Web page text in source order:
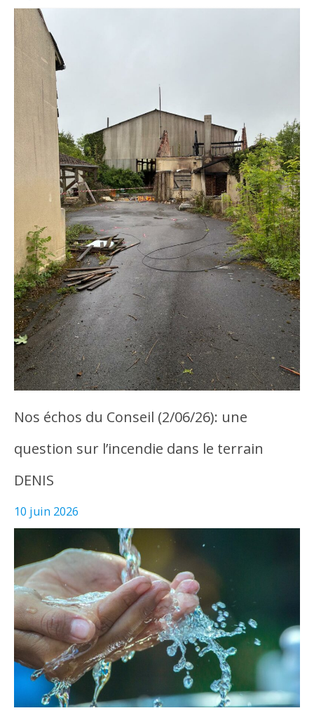
Nos échos du Conseil (2/06/26): une
question sur l’incendie dans le terrain
DENIS
10 juin 2026